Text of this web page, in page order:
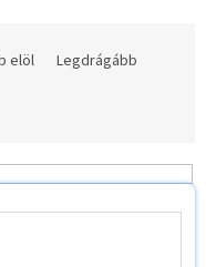
elöl
Legdrágább